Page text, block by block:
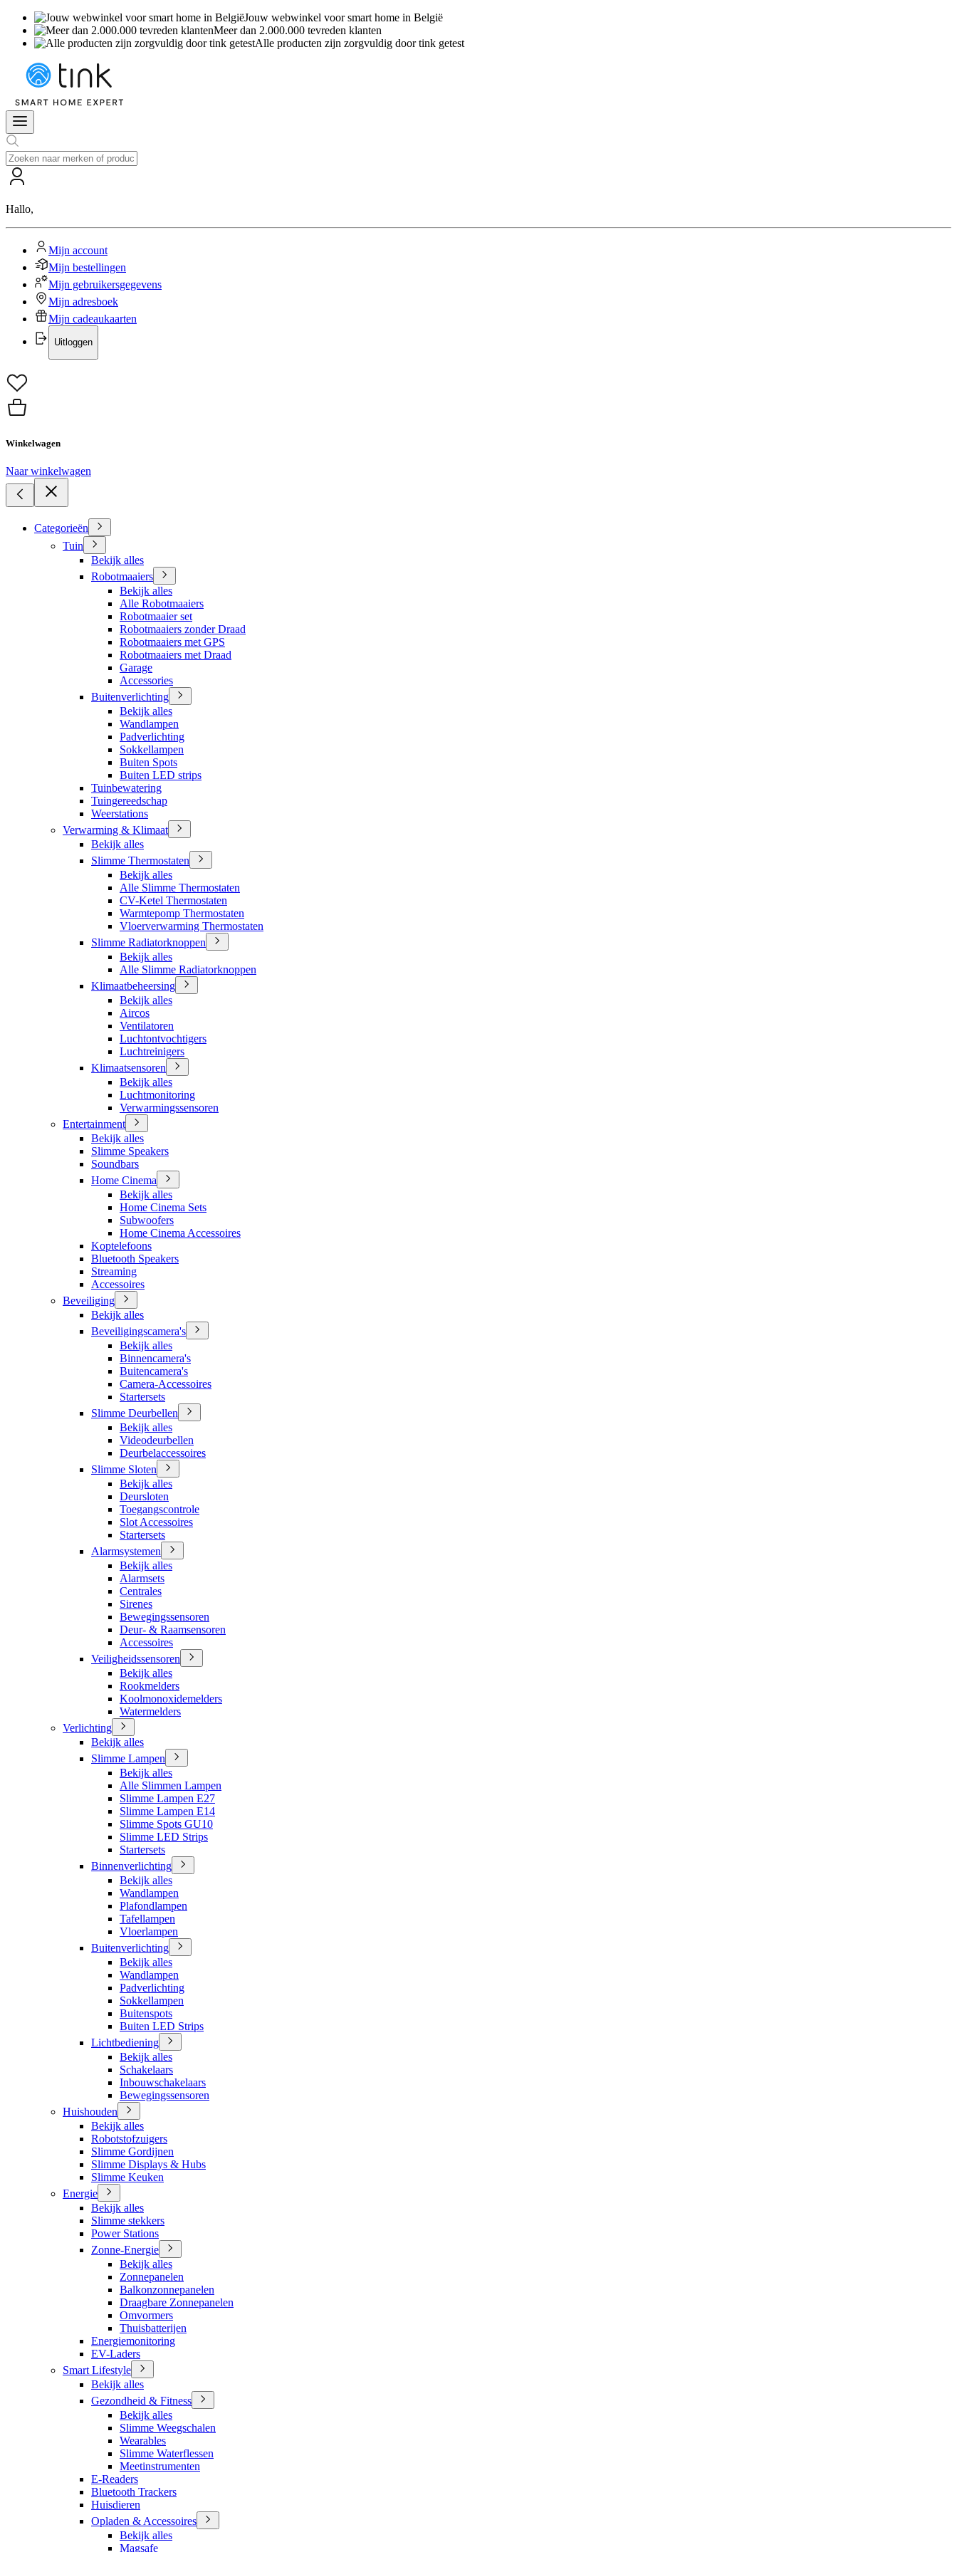
Jouw webwinkel voor smart home in België
Meer dan 2.000.000 tevreden klanten
Alle producten zijn zorgvuldig door tink getest
Hallo,
Mijn account
Mijn bestellingen
Mijn gebruikersgegevens
Mijn adresboek
Mijn cadeaukaarten
Uitloggen
Winkelwagen
Naar winkelwagen
Categorieën
Tuin
Bekijk alles
Robotmaaiers
Bekijk alles
Alle Robotmaaiers
Robotmaaier set
Robotmaaiers zonder Draad
Robotmaaiers met GPS
Robotmaaiers met Draad
Garage
Accessories
Buitenverlichting
Bekijk alles
Wandlampen
Padverlichting
Sokkellampen
Buiten Spots
Buiten LED strips
Tuinbewatering
Tuingereedschap
Weerstations
Verwarming & Klimaat
Bekijk alles
Slimme Thermostaten
Bekijk alles
Alle Slimme Thermostaten
CV-Ketel Thermostaten
Warmtepomp Thermostaten
Vloerverwarming Thermostaten
Slimme Radiatorknoppen
Bekijk alles
Alle Slimme Radiatorknoppen
Klimaatbeheersing
Bekijk alles
Aircos
Ventilatoren
Luchtontvochtigers
Luchtreinigers
Klimaatsensoren
Bekijk alles
Luchtmonitoring
Verwarmingssensoren
Entertainment
Bekijk alles
Slimme Speakers
Soundbars
Home Cinema
Bekijk alles
Home Cinema Sets
Subwoofers
Home Cinema Accessoires
Koptelefoons
Bluetooth Speakers
Streaming
Accessoires
Beveiliging
Bekijk alles
Beveiligingscamera's
Bekijk alles
Binnencamera's
Buitencamera's
Camera-Accessoires
Startersets
Slimme Deurbellen
Bekijk alles
Videodeurbellen
Deurbelaccessoires
Slimme Sloten
Bekijk alles
Deursloten
Toegangscontrole
Slot Accessoires
Startersets
Alarmsystemen
Bekijk alles
Alarmsets
Centrales
Sirenes
Bewegingssensoren
Deur- & Raamsensoren
Accessoires
Veiligheidssensoren
Bekijk alles
Rookmelders
Koolmonoxidemelders
Watermelders
Verlichting
Bekijk alles
Slimme Lampen
Bekijk alles
Alle Slimmen Lampen
Slimme Lampen E27
Slimme Lampen E14
Slimme Spots GU10
Slimme LED Strips
Startersets
Binnenverlichting
Bekijk alles
Wandlampen
Plafondlampen
Tafellampen
Vloerlampen
Buitenverlichting
Bekijk alles
Wandlampen
Padverlichting
Sokkellampen
Buitenspots
Buiten LED Strips
Lichtbediening
Bekijk alles
Schakelaars
Inbouwschakelaars
Bewegingssensoren
Huishouden
Bekijk alles
Robotstofzuigers
Slimme Gordijnen
Slimme Displays & Hubs
Slimme Keuken
Energie
Bekijk alles
Slimme stekkers
Power Stations
Zonne-Energie
Bekijk alles
Zonnepanelen
Balkonzonnepanelen
Draagbare Zonnepanelen
Omvormers
Thuisbatterijen
Energiemonitoring
EV-Laders
Smart Lifestyle
Bekijk alles
Gezondheid & Fitness
Bekijk alles
Slimme Weegschalen
Wearables
Slimme Waterflessen
Meetinstrumenten
E-Readers
Bluetooth Trackers
Huisdieren
Opladen & Accessoires
Bekijk alles
Magsafe